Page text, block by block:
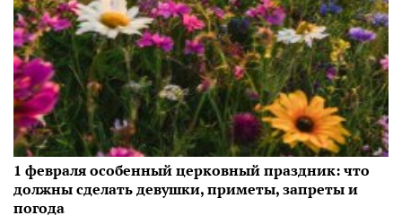
1 февраля особенный церковный праздник: что
должны сделать девушки, приметы, запреты и
погода